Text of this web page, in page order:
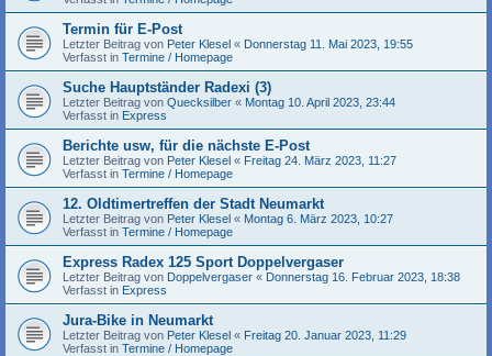
Termin für E-Post
Letzter Beitrag von Peter Klesel « Donnerstag 11. Mai 2023, 19:55
Verfasst in Termine / Homepage
Suche Hauptständer Radexi (3)
Letzter Beitrag von Quecksilber « Montag 10. April 2023, 23:44
Verfasst in Express
Berichte usw, für die nächste E-Post
Letzter Beitrag von Peter Klesel « Freitag 24. März 2023, 11:27
Verfasst in Termine / Homepage
12. Oldtimertreffen der Stadt Neumarkt
Letzter Beitrag von Peter Klesel « Montag 6. März 2023, 10:27
Verfasst in Termine / Homepage
Express Radex 125 Sport Doppelvergaser
Letzter Beitrag von Doppelvergaser « Donnerstag 16. Februar 2023, 18:38
Verfasst in Express
Jura-Bike in Neumarkt
Letzter Beitrag von Peter Klesel « Freitag 20. Januar 2023, 11:29
Verfasst in Termine / Homepage